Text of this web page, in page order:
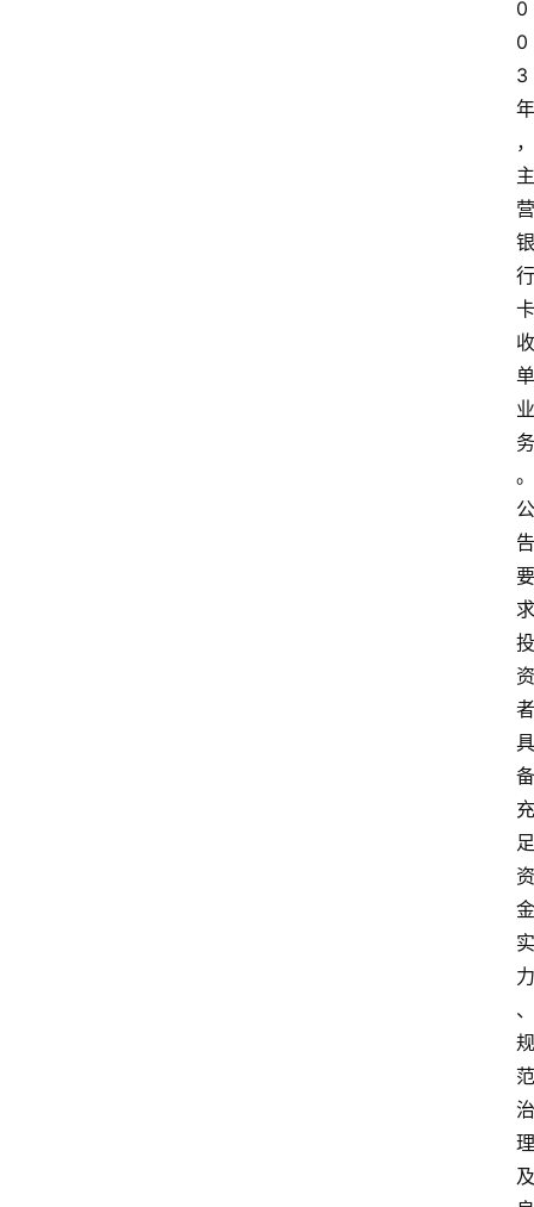
0
0
3
年
，
主
营
银
行
卡
收
单
业
务
。
公
告
要
求
投
资
者
具
备
充
足
资
金
实
力
、
规
范
治
理
及